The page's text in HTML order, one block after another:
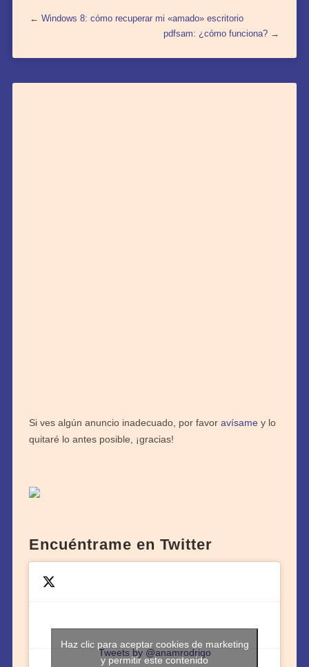
← Windows 8: cómo recuperar mi «amado» escritorio
pdfsam: ¿cómo funciona? →
Si ves algún anuncio inadecuado, por favor avísamey lo
quitaré lo antes posible, ¡gracias!
Encuéntrame en Twitter
Tweets by @anamrodrigo
Haz clic para aceptar cookies de marketing
y permitir este contenido